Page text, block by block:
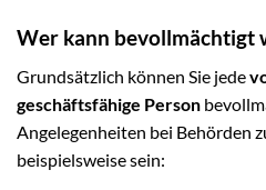
Wer kann bevollmächtigt
Grundsätzlich können Sie jede
geschäftsfähige Person
Angelegenheiten bei Behörden
beispielsweise sein: